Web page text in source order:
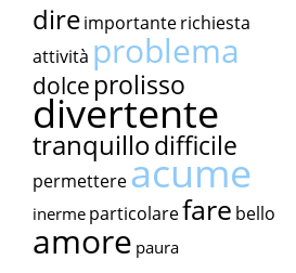
direimportanterichiesta
attività problema
dolce prolisso
divertente
tranquillodifficile
permettereacume
inerme particolarefare bello
amore paura